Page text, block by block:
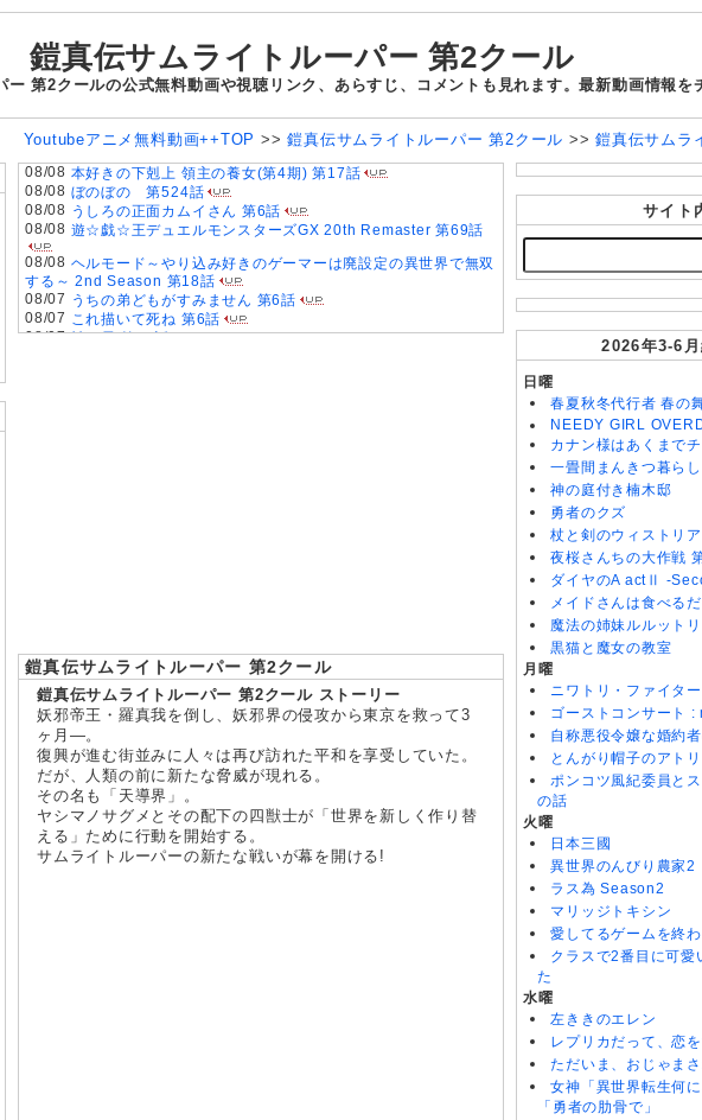
鎧真伝サムライトルーパー 第2クール
ー 第2クールの公式無料動画や視聴リンク、あらすじ、コメントも見れます。最新動画情報を
Youtubeアニメ無料動画++TOP >>鎧真伝サムライトルーパー 第2クール >>鎧真伝サムラ
08/08 本好きの下剋上 領主の養女(第4期) 第17話
08/08 ぼのぼの 第524話
08/08 うしろの正面カムイさん 第6話
08/08 遊☆戯☆王デュエルモンスターズGX 20th Remaster 第69話
08/08 ヘルモード～やり込み好きのゲーマーは廃設定の異世界で無双
する～ 2nd Season 第18話
08/07
うちの弟どもがすみません 第6話
08/07
これ描いて死ね 第6話
08/07神の雫 第18話
鎧真伝サムライトルーパー 第2クール
鎧真伝サムライトルーパー 第2クール ストーリー
妖邪帝王・羅真我を倒し、妖邪界の侵攻から東京を救って3
ヶ月―。
復興が進む街並みに人々は再び訪れた平和を享受していた。
だが、人類の前に新たな脅威が現れる。
その名も「天導界」。
ヤシマノサグメとその配下の四獣士が「世界を新しく作り替
える」ために行動を開始する。
サムライトルーパーの新たな戦いが幕を開ける!
サイト
2026年3-6月
日曜
春夏秋冬代行者 春の
NEEDY GIRL
カナン様はあくまで
一畳間まんきつ暮らし
神の庭付き楠木邸
勇者のクズ
杖と剣のウィストリ
夜桜さんちの大作戦
ダイヤのA actⅡ -
メイドさんは食べる
魔法の姉妹ルルット
黒猫と魔女の教室
月曜
ニワトリ・ファイター
ゴーストコンサート
自称悪役令嬢な婚約者
とんがり帽子のアト
ポンコツ風紀委員と
の話
火曜
日本三國
異世界のんびり農家2
ラス為 Season2
マリッジトキシン
愛してるゲームを終
クラスで2番目に可愛
た
水曜
左ききのエレン
レプリカだって、恋を
ただいま、おじゃまさ
女神「異世界転生何
「勇者の肋骨で」